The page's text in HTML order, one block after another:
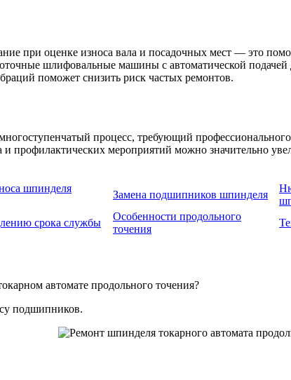
при оценке износа вала и посадочных мест — это
шлифовальные машины с автоматической
поможет снизить риск частых ремонтов.
процесс, требующий профессионального
профилактических мероприятий можно значительно
шпинделя
Замена подшипников шпинделя
срока службы
Особенности продольного
точения
автомате продольного точения?
подшипников.